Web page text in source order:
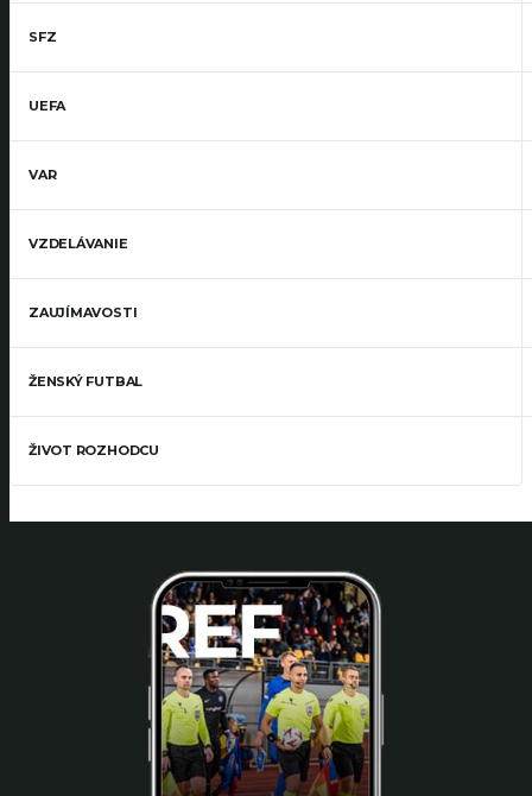
SFZ
UEFA
VAR
VZDELÁVANIE
ZAUJÍMAVOSTI
ŽENSKÝ FUTBAL
ŽIVOT ROZHODCU